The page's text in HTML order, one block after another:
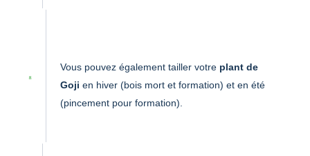
Vous pouvez également tailler votre plant de
Goji en hiver (bois mort et formation) et en été
(pincement pour formation).